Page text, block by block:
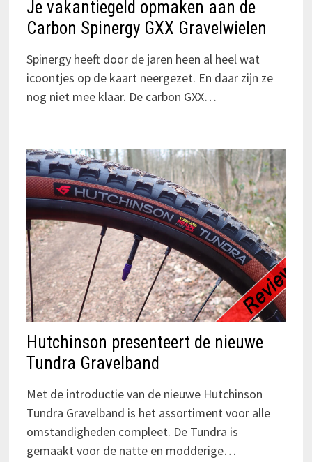
Je vakantiegeld opmaken aan de
Carbon Spinergy GXX Gravelwielen
Spinergy heeft door de jaren heen al heel wat
icoontjes op de kaart neergezet. En daar zijn ze
nog niet mee klaar. De carbon GXX…
Hutchinson presenteert de nieuwe
Tundra Gravelband
Met de introductie van de nieuwe Hutchinson
Tundra Gravelband is het assortiment voor alle
omstandigheden compleet. De Tundra is
gemaakt voor de natte en modderige…